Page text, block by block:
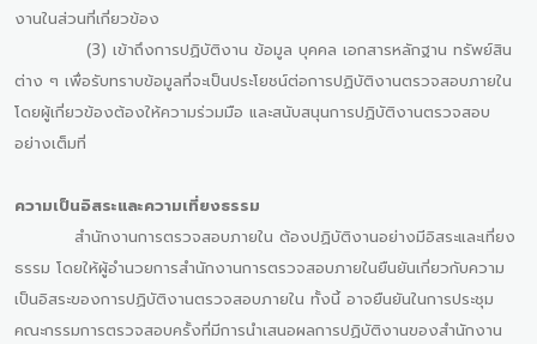
งานในส่วนที่เกี่ยวข้อง
(3) เข้าถึงการปฏิบัติงาน ข้อมูล บุคคล เอกสารหลักฐาน ทรัพย์สิน
ต่าง ๆ เพื่อรับทราบข้อมูลที่จะเป็นประโยชน์ต่อการปฏิบัติงานตรวจสอบภายใน
โดยผู้เกี่ยวข้องต้องให้ความร่วมมือ และสนับสนุนการปฏิบัติงานตรวจสอบ
อย่างเต็มที่
ความเป็นอิสระและความเที่ยงธรรม
สำนักงานการตรวจสอบภายใน ต้องปฏิบัติงานอย่างมีอิสระและเที่ยง
ธรรม โดยให้ผู้อำนวยการสำนักงานการตรวจสอบภายในยืนยันเกี่ยวกับความ
เป็นอิสระของการปฏิบัติงานตรวจสอบภายใน ทั้งนี้ อาจยืนยันในการประชุม
คณะกรรมการตรวจสอบครั้งที่มีการนำเสนอผลการปฏิบัติงานของสำนักงาน